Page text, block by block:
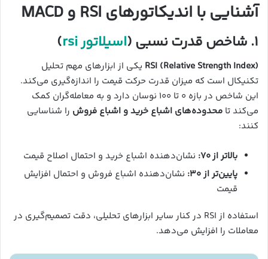
آشنایی با اندیکاتورهای RSI و MACD
۱. شاخص قدرت نسبی ( اسیلاتور rsi )
RSI (Relative Strength Index) یکی از ابزارهای مهم تحلیل
تکنیکال است که میزان قدرت حرکت قیمت را اندازه‌گیری می‌کند.
این شاخص در بازه ۰ تا ۱۰۰ نوسان دارد و به معامله‌گران کمک
می‌کند تا محدوده‌های اشباع خرید و اشباع فروش را شناسایی
کنند:
بالاتر از ۷۰:
نشان‌دهنده اشباع خرید و احتمال اصلاح قیمت
پایین‌تر از ۳۰:
نشان‌دهنده اشباع فروش و احتمال افزایش
قیمت
استفاده از RSI در کنار سایر ابزارهای تحلیلی، دقت تصمیم‌گیری در
معاملات را افزایش می‌دهد.